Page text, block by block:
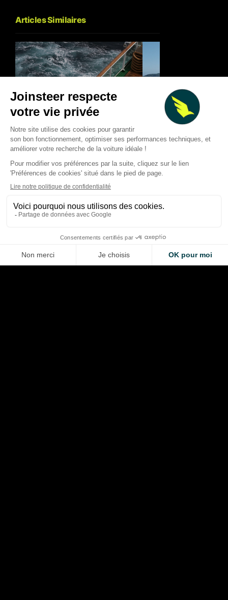
LA VOITURE DE VOS RÊVES
Articles Similaires
Vivre sa retraite sur un
bateau de croisière: le plan
radical (et rentable?) qui
séduit de plus en plus de
seniors
Mar 22, 2026
Retraite sur un
croisière : ces
Mar 20, 2026